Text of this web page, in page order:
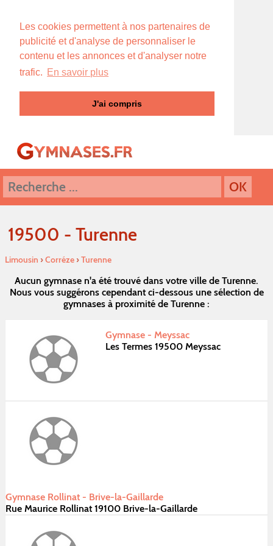
Les cookies permettent à nos partenaires de
publicité et d'analyse de personnaliser le
contenu et les annonces et d'analyser notre
trafic. En savoir plus
J'ai compris
19500 - Turenne
Limousin ›Corréze›Turenne
Aucun gymnase n'a été trouvé dans votre ville de Turenne.
Nous vous suggérons cependant ci-dessous une sélection de
gymnases à proximité de Turenne :
Gymnase - Meyssac
Les Termes 19500 Meyssac
Gymnase Rollinat - Brive-la-Gaillarde
Rue Maurice Rollinat 19100 Brive-la-Gaillarde